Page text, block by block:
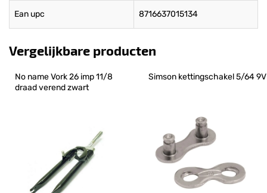
Ean upc 8716637015134
Vergelijkbare producten
No name Vork 26 imp 11/8
draad verend zwart
Simson kettingschakel 5/64 9V